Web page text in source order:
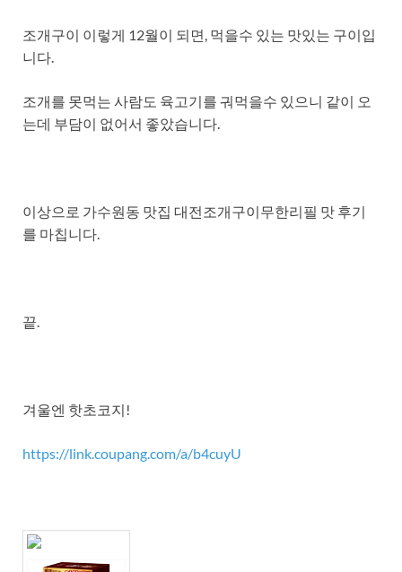
조개구이 이렇게 12월이 되면, 먹을수 있는 맛있는 구이입
니다.
조개를 못먹는 사람도 육고기를 궈먹을수 있으니 같이 오
는데 부담이 없어서 좋았습니다.
이상으로 가수원동 맛집 대전조개구이무한리필 맛 후기
를 마칩니다.
끝.
겨울엔 핫초코지!
https://link.coupang.com/a/b4cuyU